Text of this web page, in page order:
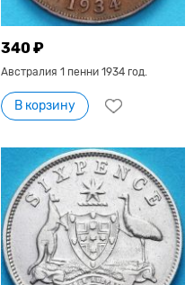
340 ₽
Австралия 1 пенни 1934 год.
В корзину